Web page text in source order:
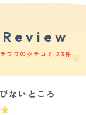
Review
チワワのクチコミ 23件
ないところ